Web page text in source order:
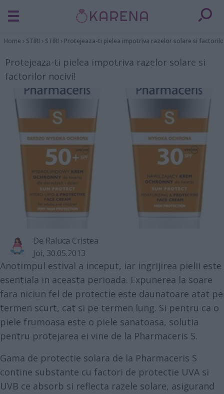
Home › STIRI › STIRI › Protejeaza-ti pielea impotriva razelor solare si
Protejeaza-ti pielea impotriva razelor solare si
factorilor nocivi!
De Raluca Cristea
Joi, 30.05.2013
Anotimpul estival a inceput, iar ingrijirea pielii este
esentiala in aceasta perioada. Expunerea la soare
fara niciun fel de protectie este daunatoare atat pe
termen scurt, cat si pe termen lung. Si pentru ca o
piele frumoasa este o piele sanatoasa, solutia
pentru protejarea ei vine de la Pharmaceris S.
Gama de protectie solara de la Pharmaceris S
contine substante cu factori de protectie UVA si
UVB ce absorb si reflecta razele solare, asigurand